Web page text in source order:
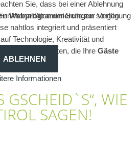
Webprogrammierungensorgen
nahtlos integriert und präsentiert
Technologie, Kreativität und
so digitale Welten, die Ihre Gäste
faszinieren
GSCHEID`S“, WIE
SAGEN!
Sie, dass bei einer Ablehnung
der Seite zur Verfügung
ABLEHNEN
Informationen